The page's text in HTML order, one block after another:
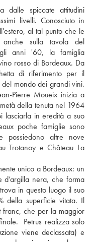
dalle spiccate attitudini
livelli. Conosciuto in
al tal punto che le
anche sulla tavola del
anni '60, la famiglia
rosso di Bordeaux. Da
di riferimento per il
mondo dei grandi vini.
Pierre Moueix inizia a
della tenuta nel 1964
lasciarla in eredità a suo
poche famiglie sono
possiedono altre nove
Trotanoy e Château La
unico a Bordeaux: un
d’argilla nera, che forma
in questo luogo il suo
della superficie vitata. Il
franc, che per la maggior
Petrus realizza solo
viene declassata) e